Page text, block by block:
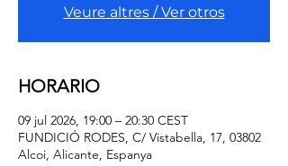
Veure altres / Ver otros
HORARIO
09 jul 2026, 19:00 – 20:30 CEST
FUNDICIÓ RODES, C/ Vistabella, 17, 03802
Alcoi, Alicante, Espanya